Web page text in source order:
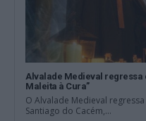
Alvalade Medieval regressa
Maleita à Cura”
O Alvalade Medieval
Santiago do Cacém,...